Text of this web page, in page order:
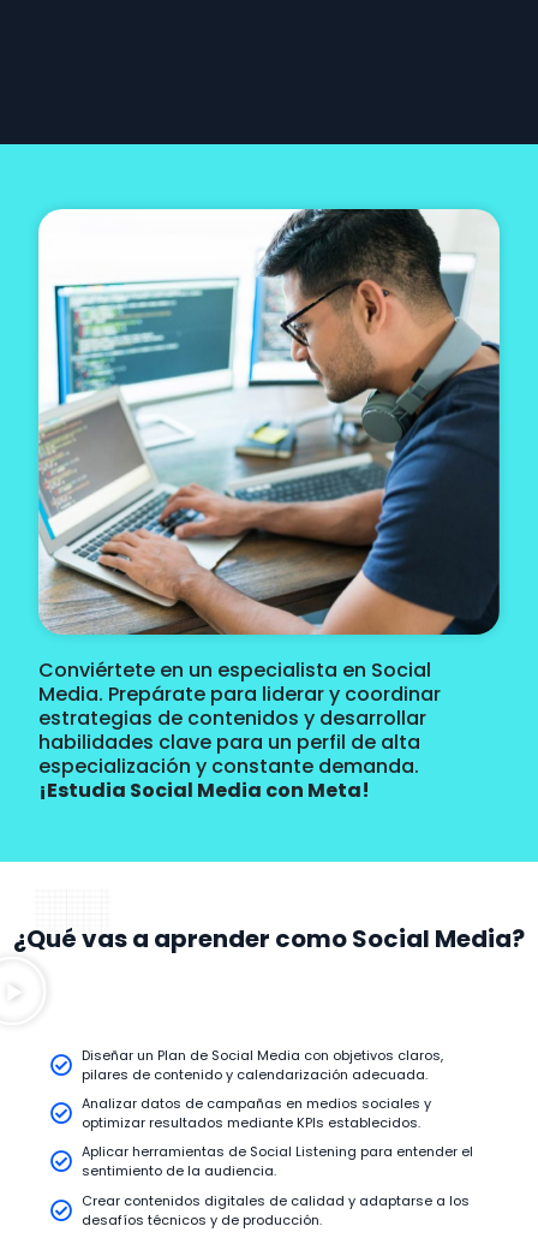
Conviértete en un especialista en Social
Media. Prepárate para liderar y coordinar
estrategias de contenidos y desarrollar
habilidades clave para un perfil de alta
especialización y constante demanda.
¡Estudia Social Media con Meta!
¿Qué vas a aprender como Social Media?
Diseñar un Plan de Social Media con objetivos claros,
pilares de contenido y calendarización adecuada.
Analizar datos de campañas en medios sociales y
optimizar resultados mediante KPIs establecidos.
Aplicar herramientas de Social Listening para entender el
sentimiento de la audiencia.
Crear contenidos digitales de calidad y adaptarse a los
desafíos técnicos y de producción.